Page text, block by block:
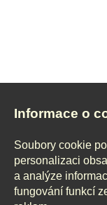
Informace o
Soubory cookie
personalizaci
a analýze
fungování funkcí